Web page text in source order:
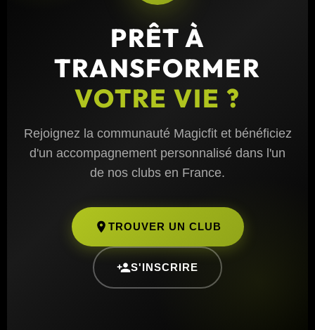
PRÊT À
TRANSFORMER
VOTRE VIE ?
Rejoignez la communauté Magicfit et bénéficiez
d'un accompagnement personnalisé dans l'un
de nos clubs en France.
TROUVER UN CLUB
S'INSCRIRE